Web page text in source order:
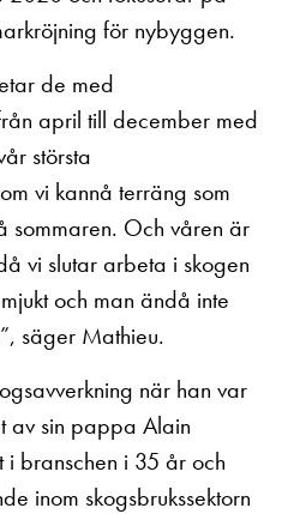
för nybyggen.
de med
april till december med
största
vi kannå terräng som
sommaren. Och våren är
vi slutar arbeta i skogen
och man ändå inte
säger Mathieu.
när han var
av sin pappa Alain
branschen i 35 år och
inom skogsbrukssektorn